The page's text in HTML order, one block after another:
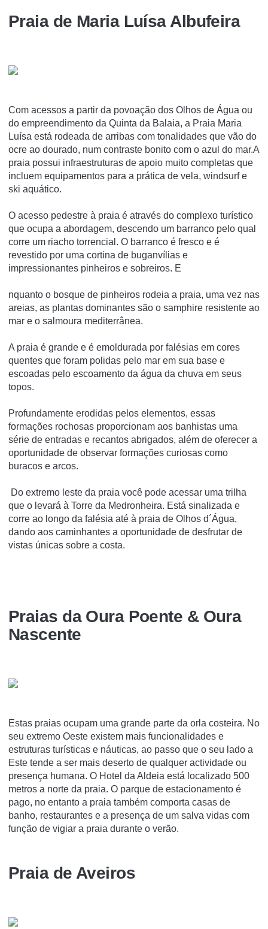
Praia de Maria Luísa Albufeira
Com acessos a partir da povoação dos Olhos de Água ou
do empreendimento da Quinta da Balaia, a Praia Maria
Luísa está rodeada de arribas com tonalidades que vão do
ocre ao dourado, num contraste bonito com o azul do mar.A
praia possui infraestruturas de apoio muito completas que
incluem equipamentos para a prática de vela, windsurf e
ski aquático.
O acesso pedestre à praia é através do complexo turístico
que ocupa a abordagem, descendo um barranco pelo qual
corre um riacho torrencial. O barranco é fresco e é
revestido por uma cortina de buganvílias e
impressionantes pinheiros e sobreiros. E
nquanto o bosque de pinheiros rodeia a praia, uma vez nas
areias, as plantas dominantes são o samphire resistente ao
mar e o salmoura mediterrânea.
A praia é grande e é emoldurada por falésias em cores
quentes que foram polidas pelo mar em sua base e
escoadas pelo escoamento da água da chuva em seus
topos.
Profundamente erodidas pelos elementos, essas
formações rochosas proporcionam aos banhistas uma
série de entradas e recantos abrigados, além de oferecer a
oportunidade de observar formações curiosas como
buracos e arcos.
Do extremo leste da praia você pode acessar uma trilha
que o levará à Torre da Medronheira. Está sinalizada e
corre ao longo da falésia até à praia de Olhos d´Água,
dando aos caminhantes a oportunidade de desfrutar de
vistas únicas sobre a costa.
Praias da Oura Poente & Oura
Nascente
Estas praias ocupam uma grande parte da orla costeira. No
seu extremo Oeste existem mais funcionalidades e
estruturas turísticas e náuticas, ao passo que o seu lado a
Este tende a ser mais deserto de qualquer actividade ou
presença humana. O Hotel da Aldeia está localizado 500
metros a norte da praia. O parque de estacionamento é
pago, no entanto a praia também comporta casas de
banho, restaurantes e a presença de um salva vidas com
função de vigiar a praia durante o verão.
Praia de Aveiros